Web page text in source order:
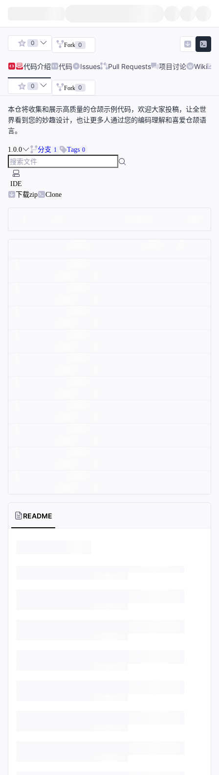
0 Fork 0
代码介绍 代码 Issues Pull Requests 项目讨论 Wiki
0 Fork 0
本仓将收集和展示高质量的仓颉示例代码，欢迎大家投稿，让全世
界看到您的妙趣设计，也让更多人通过您的编码理解和喜爱仓颉语
言。
1.0.0 分支 1 Tags 0
IDE
下载zip
Clone
README